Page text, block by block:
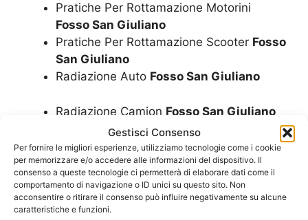
Gestisci Consenso
Per fornire le migliori esperienze, utilizziamo tecnologie come i cookie
per memorizzare e/o accedere alle informazioni del dispositivo. Il
consenso a queste tecnologie ci permetterà di elaborare dati come il
comportamento di navigazione o ID unici su questo sito. Non
acconsentire o ritirare il consenso può influire negativamente su alcune
caratteristiche e funzioni.
Pratiche Per Rottamazione Motorini
Fosso San Giuliano
Pratiche Per Rottamazione Scooter Fosso
San Giuliano
Radiazione Auto Fosso San Giuliano
Radiazione Camion Fosso San Giuliano
Radiazione CamperFosso San Giuliano
Radiazione FurgoniFosso San Giuliano
Radiazione MinicarFosso San Giuliano
Radiazione MotoFosso San Giuliano
Radiazione MotoriniFosso San Giuliano
Radiazione Scooter